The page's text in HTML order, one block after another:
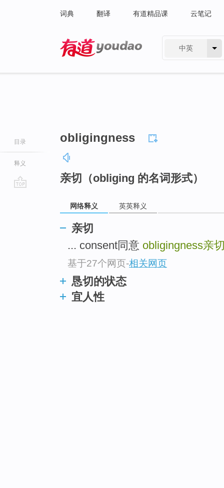
词典 翻译 有道精品课 云笔记
中英
目录
释义
obligingness
亲切（obliging 的名词形式）
网络释义 英英释义
亲切
... consent同意 obligingness亲
基于27个网页-相关网页
恳切的状态
宜人性